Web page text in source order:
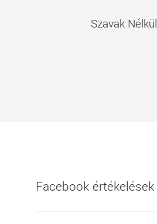
Következő
Szavak Nélkül
Facebook értékelések